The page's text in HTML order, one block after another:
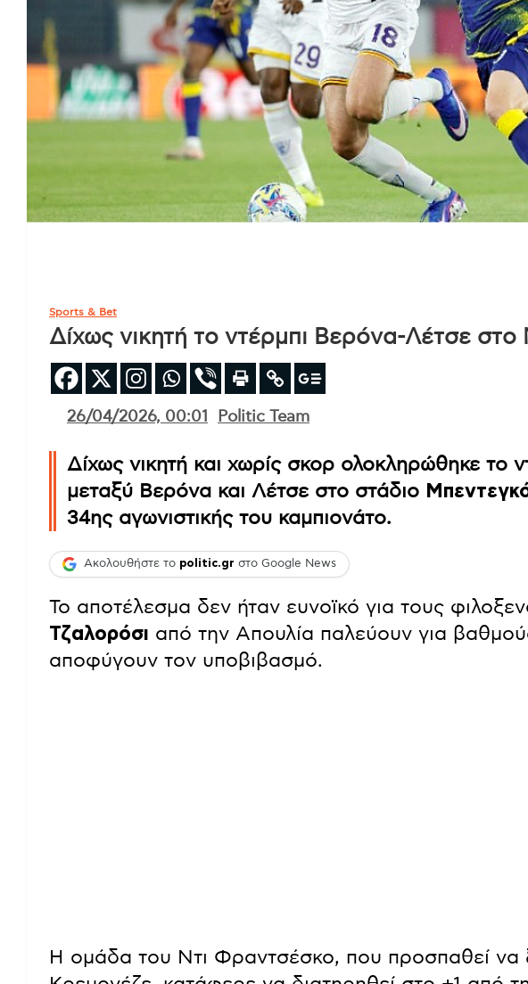
Sports & Bet
Δίχως νικητή το ντέρμπι Βερόνα-Λέτσε στο
26/04/2026, 00:01 Politic Team
Δίχως νικητή και χωρίς σκορ ολοκληρώθηκε το
μεταξύ Βερόνα και Λέτσε στο στάδιο
34ης αγωνιστικής του καμπιονάτο.
Ακολουθήστε το politic.gr στο Google News
Το αποτέλεσμα δεν ήταν ευνοϊκό για τους
Τζαλορόσι από την Απουλία παλεύουν για
αποφύγουν τον υποβιβασμό.
Η ομάδα του Ντι Φραντσέσκο, που προσπαθεί να